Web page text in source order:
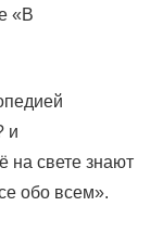
«В
и
на свете знают
обо всем».